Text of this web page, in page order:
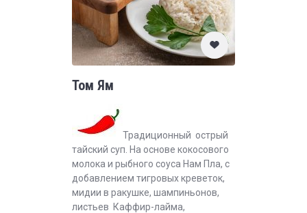
Том Ям
Традиционный острый
тайский суп. На основе кокосового
молока и рыбного соуса Нам Пла, с
добавлением тигровых креветок,
мидии в ракушке, шампиньонов,
листьев Каффир-лайма,